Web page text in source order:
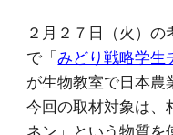
２月２７日（火）
で「みどり戦略学生
が生物教室で日本農
今回の取材対象は、
ネン」という物質